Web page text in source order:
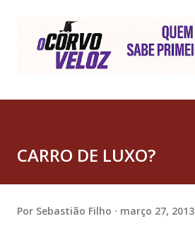
CARRO DE LUXO?
Por Sebastião Filho março 27, 2013